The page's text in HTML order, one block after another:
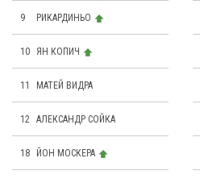
9 РИКАРДИНЬО
10 ЯН КОПИЧ
11 МАТЕЙ ВИДРА
12 АЛЕКСАНДР СОЙКА
18 ЙОН МОСКЕРА